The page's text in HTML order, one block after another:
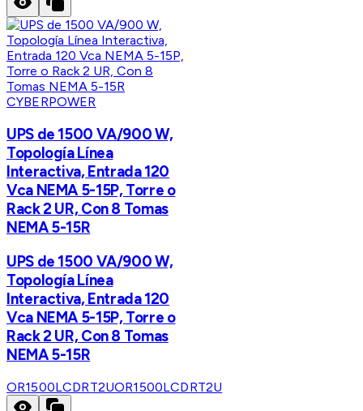
CYBERPOWER
UPS de 1500 VA/900 W,
Topología Línea
Interactiva, Entrada 120
Vca NEMA 5-15P, Torre o
Rack 2 UR, Con 8 Tomas
NEMA 5-15R
UPS de 1500 VA/900 W,
Topología Línea
Interactiva, Entrada 120
Vca NEMA 5-15P, Torre o
Rack 2 UR, Con 8 Tomas
NEMA 5-15R
OR1500LCDRT2UOR1500LCDRT2U